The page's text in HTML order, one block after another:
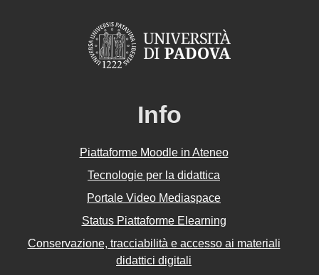
Info
Piattaforme Moodle in Ateneo
Tecnologie per la didattica
Portale Video Mediaspace
Status Piattaforme Elearning
Conservazione, tracciabilità e accesso ai materiali
didattici digitali